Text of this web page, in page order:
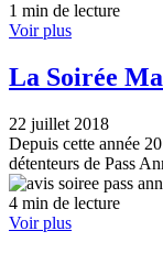
1 min de lecture
Voir plus
La Soirée
22 juillet 2018
Depuis cette année
détenteurs de Pass
4 min de lecture
Voir plus